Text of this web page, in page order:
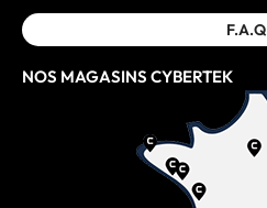
F.A.Q
NOS MAGASINS CYBERTEK